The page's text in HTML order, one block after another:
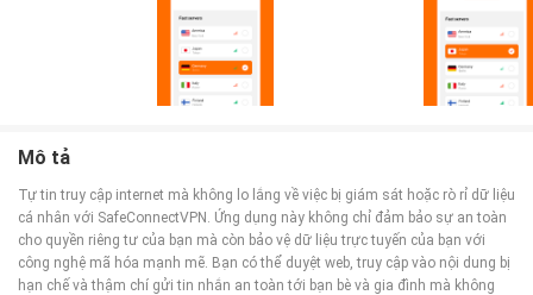
Mô tả
Tự tin truy cập internet mà không lo lắng về việc bị giám sát hoặc rò rỉ dữ liệu
cá nhân với SafeConnectVPN. Ứng dụng này không chỉ đảm bảo sự an toàn
cho quyền riêng tư của bạn mà còn bảo vệ dữ liệu trực tuyến của bạn với
công nghệ mã hóa mạnh mẽ. Bạn có thể duyệt web, truy cập vào nội dung bị
hạn chế và thậm chí gửi tin nhắn an toàn tới bạn bè và gia đình mà không